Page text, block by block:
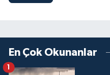
En Çok Okunanlar
1